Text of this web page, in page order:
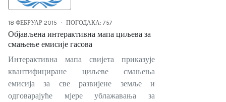
18 ФЕБРУАР 2015 ПОГОДАКА: 757
Објављена интерактивна мапа циљева за
смањење емисије гасова
Интерактивна мапа свијета приказује
квантифициране циљеве смањења
емисија за све развијене земље и
одговарајуће мјере ублажавања за